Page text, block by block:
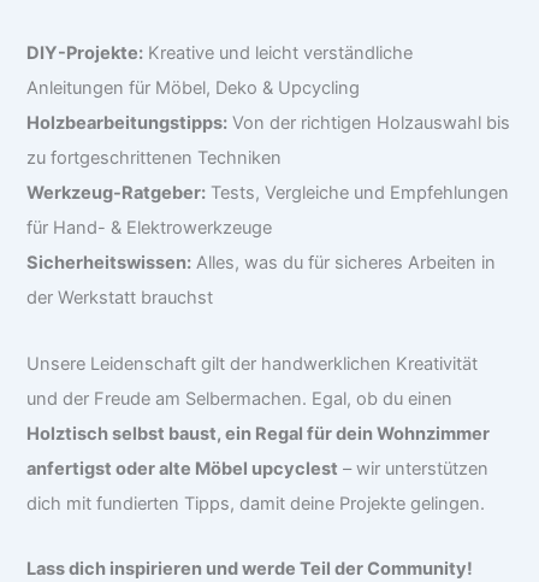
DIY-Projekte: Kreative und leicht verständliche
Anleitungen für Möbel, Deko & Upcycling
Holzbearbeitungstipps: Von der richtigen Holzauswahl bis
zu fortgeschrittenen Techniken
Werkzeug-Ratgeber: Tests, Vergleiche und Empfehlungen
für Hand- & Elektrowerkzeuge
Sicherheitswissen: Alles, was du für sicheres Arbeiten in
der Werkstatt brauchst
Unsere Leidenschaft gilt der handwerklichen Kreativität
und der Freude am Selbermachen. Egal, ob du einen
Holztisch selbst baust, ein Regal für dein Wohnzimmer
anfertigst oder alte Möbel upcyclest – wir unterstützen
dich mit fundierten Tipps, damit deine Projekte gelingen.
Lass dich inspirieren und werde Teil der Community!